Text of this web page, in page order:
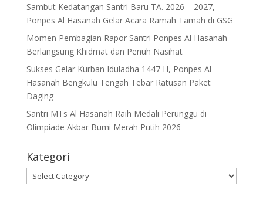
Sambut Kedatangan Santri Baru TA. 2026 – 2027,
Ponpes Al Hasanah Gelar Acara Ramah Tamah di GSG
Momen Pembagian Rapor Santri Ponpes Al Hasanah
Berlangsung Khidmat dan Penuh Nasihat
Sukses Gelar Kurban Iduladha 1447 H, Ponpes Al
Hasanah Bengkulu Tengah Tebar Ratusan Paket
Daging
Santri MTs Al Hasanah Raih Medali Perunggu di
Olimpiade Akbar Bumi Merah Putih 2026
Kategori
Kategori